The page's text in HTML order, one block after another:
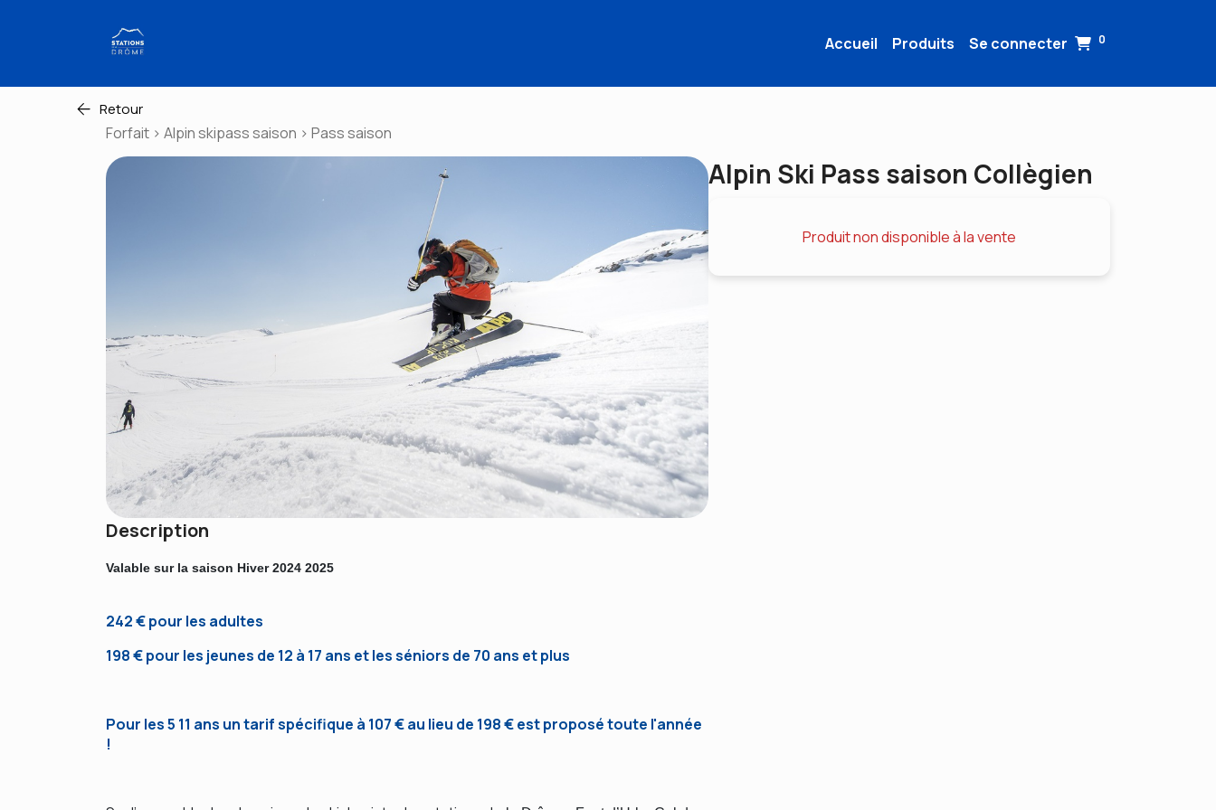
Accueil Produits Se connecter 0
Retour
Forfait > Alpin skipass saison > Pass saison
Description
Valable sur la saison Hiver 2024 2025
242 € pour les adultes
198 € pour les jeunes de 12 à 17 ans et les séniors de 70 ans et plus
Pour les 5 11 ans un tarif spécifique à 107 € au lieu de 198 € est proposé toute l'année
!
Alpin Ski Pass saison Collègien
Produit non disponible à la vente